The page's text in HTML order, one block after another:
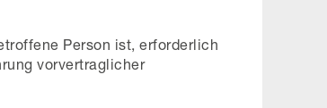
Person ist, erforderlich
vorvertraglicher